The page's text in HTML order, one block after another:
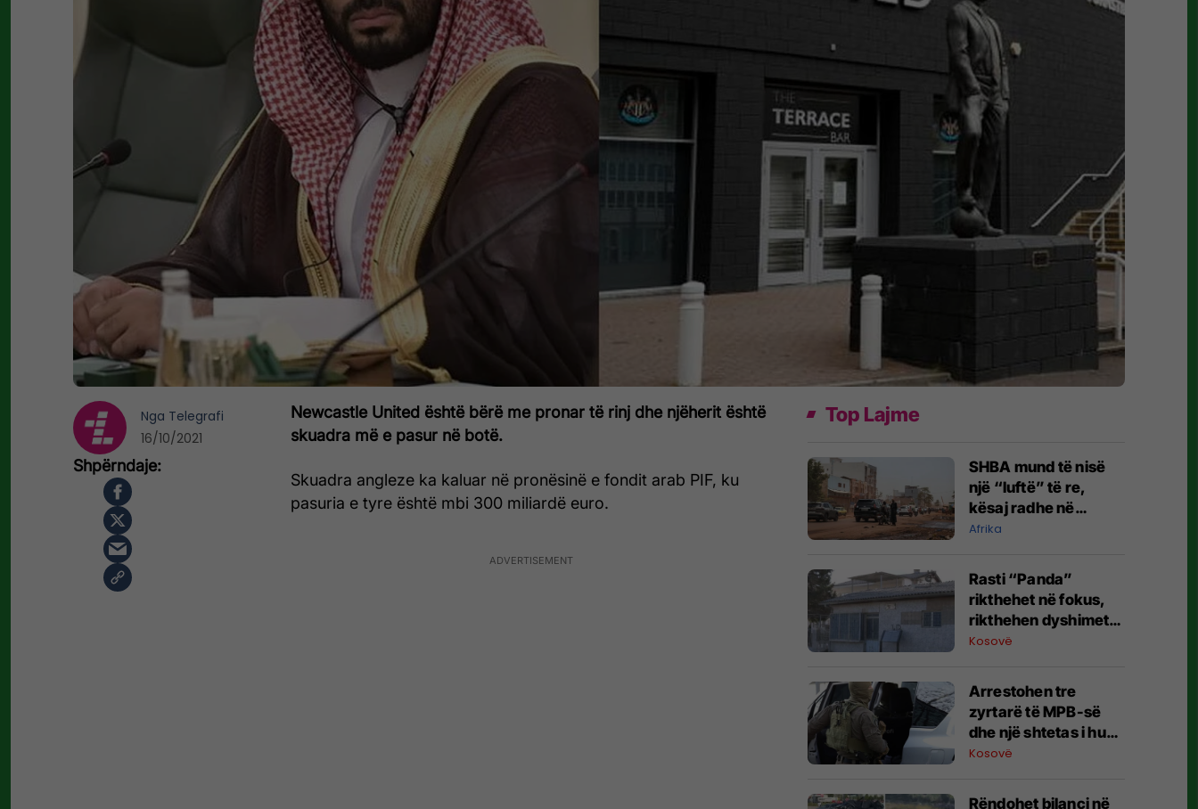
Newcastle United është bërë me pronar të rinj dhe njëherit është
skuadra më e pasur në botë.
Skuadra angleze ka kaluar në pronësinë e fondit arab PIF, ku
pasuria e tyre është mbi 300 miliardë euro.
Nga Telegrafi
16/10/2021
Top Lajme
SHBA mund të nisë
një “luftë” të re,
kësaj radhe në
kontinentin afrikan
Afrika
Rasti “Panda”
rikthehet në fokus,
rikthehen dyshimet
për rolin e
sigurisë serbe
Kosovë
Arrestohen tre
zyrtarë të MPB-së
dhe një shtetas i huaj
në aksionin e Policisë
Kosovë
​Rëndohet bilanci në